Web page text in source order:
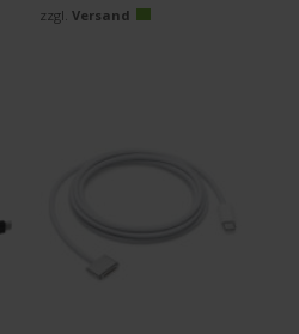
zzgl.Versand